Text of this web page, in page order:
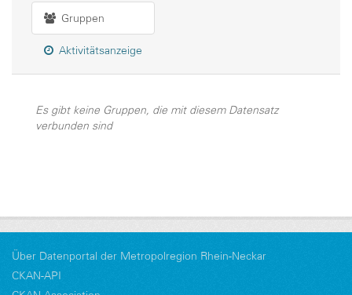
Gruppen
Aktivitätsanzeige
Es gibt keine Gruppen, die mit diesem Datensatz
verbunden sind
Über Datenportal der Metropolregion Rhein-Neckar
CKAN-API